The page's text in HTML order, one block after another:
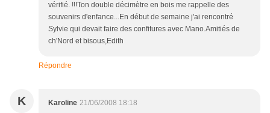
vérifié. !!!Ton double décimètre en bois me rappelle des
souvenirs d'enfance...En début de semaine j'ai rencontré
Sylvie qui devait faire des confitures avec Mano.Amitiés de
ch'Nord et bisous,Edith
Répondre
K Karoline 21/06/2008 18:18